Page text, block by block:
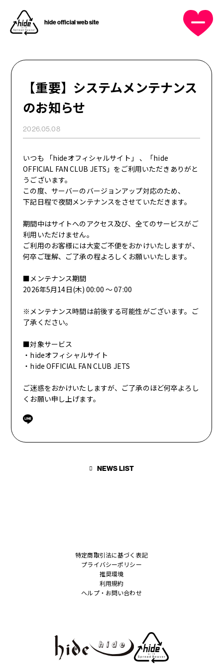
hide official web site
OFFICIAL MENU
HOME
NEWS
PROFILE
DISCOGRAPHY
MUSIC VIDEO
GOODS
FC NEWS
OTHER TAKES
FC MOVIE
STAFF BLOG
【重要】システムメンテナンス
のお知らせ
2026.05.08
いつも 「hideオフィシャルサイト」 、「hide
OFFICIAL FAN CLUB JETS」をご利用いただきありがと
うございます。
この度、サーバーのバージョンアップ対応のため、
下記日程で夜間メンテナンスをさせていただきます。
期間中はサイトへのアクセス及び、 全てのサービスがご
利用いただけません。
ご利用のお客様には大変ご不便をおかけいたしますが、
何卒ご理解、ご了承の程よろしくお願いいたします。
■メンテナンス期間
2026年5月14日(木) 00:00 ～ 07:00
※メンテナンス時間は前後する可能性がございます。 ご
了承ください。
■対象サービス
・hideオフィシャルサイト
・hide OFFICIAL FAN CLUB JETS
ご迷惑をおかけいたしますが、 ご了承のほど何卒よろし
くお願い申し上げます。
NEWS LIST
特定商取引法に基づく表記
プライバシーポリシー
推奨環境
利用規約
ヘルプ・お問い合わせ